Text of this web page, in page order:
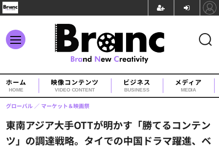
ホーム
HOME
映像コンテンツ
VIDEO CONTENT
ビジネス
BUSINESS
メディア
MEDIA
東南アジア大手OTTが明かす「勝てるコンテン
ツ」の調達戦略。タイでの中国ドラマ躍進、ベ
グローバル マーケット＆映画祭